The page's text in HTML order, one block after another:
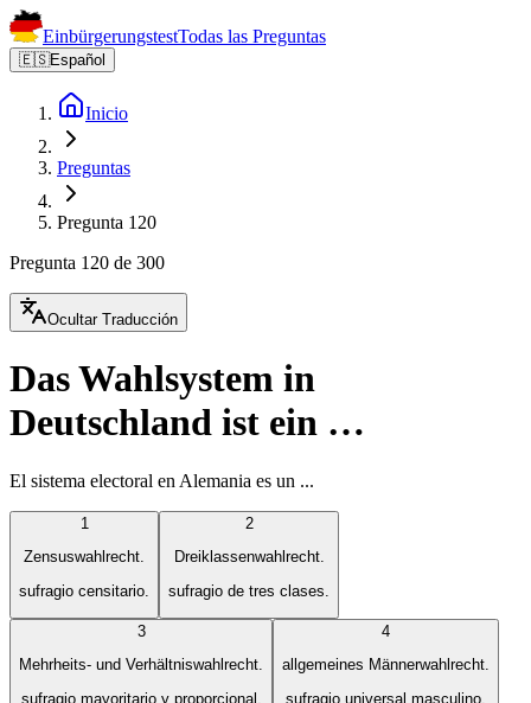
EinbürgerungstestTodas las Preguntas
🇪🇸Español
Inicio
Preguntas
Pregunta 120
Pregunta 120 de 300
Ocultar Traducción
Das Wahlsystem in
Deutschland ist ein …
El sistema electoral en Alemania es un ...
1
Zensuswahlrecht.
sufragio censitario.
2
Dreiklassenwahlrecht.
sufragio de tres clases.
3
Mehrheits- und Verhältniswahlrecht.
sufragio mayoritario y proporcional.
4
allgemeines Männerwahlrecht.
sufragio universal masculino.